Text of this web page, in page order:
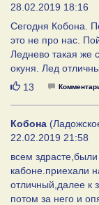
28.02.2019 18:16
Сегодня Кобона.
это не про нас.
Леднево такая же
окуня. Лед
Нравится
13
Кобона
22.02.2019 21:58
всем
кабоне.приехали
отличный,далее к
потом за него и